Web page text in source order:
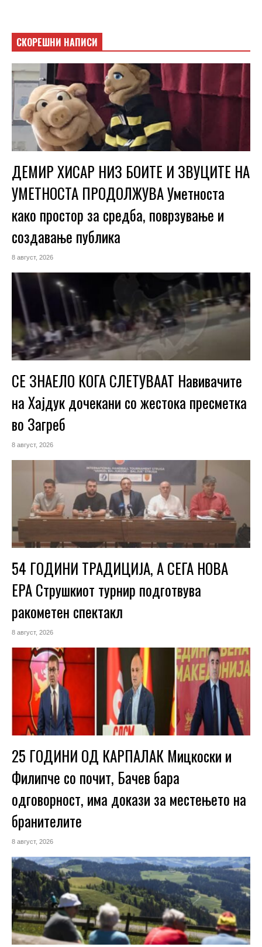
СКОРЕШНИ НАПИСИ
ДЕМИР ХИСАР НИЗ БОИТЕ И ЗВУЦИТЕ НА
УМЕТНОСТА ПРОДОЛЖУВА Уметноста
како простор за средба, поврзување и
создавање публика
8 август, 2026
СЕ ЗНАЕЛО КОГА СЛЕТУВААТ Навивачите
на Хајдук дочекани со жестока пресметка
во Загреб
8 август, 2026
54 ГОДИНИ ТРАДИЦИЈА, А СЕГА НОВА
ЕРА Струшкиот турнир подготвува
ракометен спектакл
8 август, 2026
25 ГОДИНИ ОД КАРПАЛАК Мицкоски и
Филипче со почит, Бачев бара
одговорност, има докази за местењето на
бранителите
8 август, 2026